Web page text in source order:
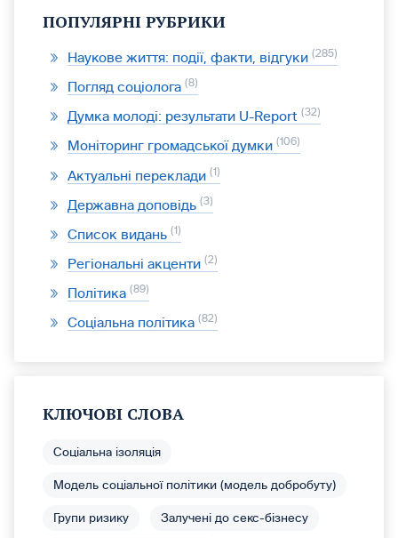
ПОПУЛЯРНІ РУБРИКИ
Наукове життя: події, факти, відгуки 285
Погляд соціолога 8
Думка молоді: результати U-Report 32
Моніторинг громадської думки 106
Актуальні переклади 1
Державна доповідь 3
Список видань 1
Регіональні акценти 2
Політика 89
Соціальна політика 82
КЛЮЧОВІ СЛОВА
Соціальна ізоляція
Модель соціальної політики (модель добробуту)
Групи ризику Залучені до секс-бізнесу